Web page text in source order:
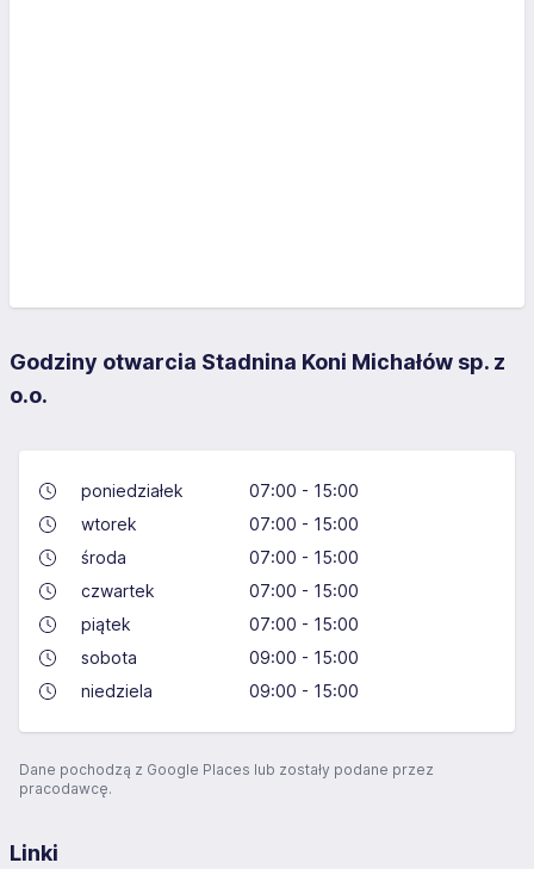
Godziny otwarcia Stadnina Koni Michałów sp. z
o.o.
poniedziałek
07:00 - 15:00
wtorek
07:00 - 15:00
środa
07:00 - 15:00
czwartek
07:00 - 15:00
piątek
07:00 - 15:00
sobota
09:00 - 15:00
niedziela
09:00 - 15:00
Dane pochodzą z Google Places lub zostały podane przez
pracodawcę.
Linki